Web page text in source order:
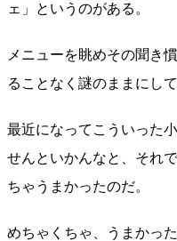
ェ」というのがある。
メニューを眺めその聞き
ることなく謎のままにし
最近になってこういった
せんといかんなと、それ
ちゃうまかったのだ。
めちゃくちゃ、うまかった